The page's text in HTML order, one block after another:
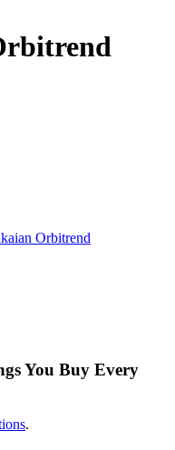
Orbitrend
You Buy Every
.